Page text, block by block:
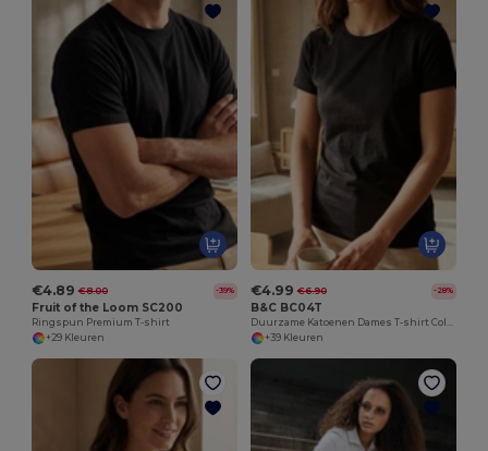
€4.89 €8.00 -39%
Fruit of the Loom SC200
Ringspun Premium T-shirt
+29 Kleuren
€4.99 €6.90 -28%
B&C BC04T
+39 Kleuren